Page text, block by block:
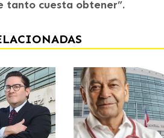
tanto cuesta obtener”.